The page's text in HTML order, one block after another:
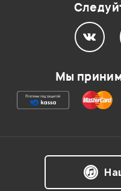
Ваша оценка:
Мы